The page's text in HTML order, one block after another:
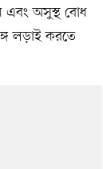
এবং অসুস্থ বোধ
লড়াই করতে